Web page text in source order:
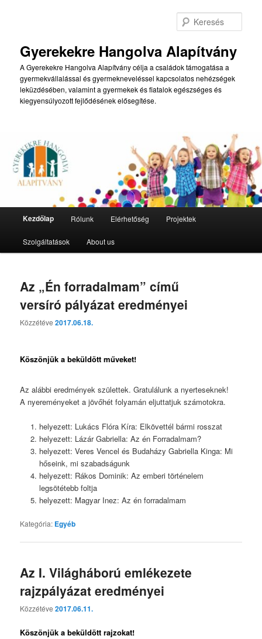
Gyerekekre Hangolva Alapítvány
A Gyerekekre Hangolva Alapítvány célja a családok támogatása a
gyermekvállalással és gyermekneveléssel kapcsolatos nehézségek
leküzdésében, valamint a gyermekek és fiatalok egészséges és
kiegyensúlyozott fejlődésének elősegítése.
Kezdőlap Rólunk Elérhetőség Projektek
Szolgáltatások About us
Az „Én forradalmam” című
versíró pályázat eredményei
Közzétéve2017.06.18.
Köszönjük a beküldött műveket!
Az alábbi eredmények születtek. Gratulálunk a nyerteseknek!
A nyereményeket a jövőhét folyamán eljuttatjuk számotokra.
helyezett: Lukács Flóra Kíra: Elkövettél bármi rosszat
helyezett: Lázár Gabriella: Az én Forradalmam?
helyezett: Veres Vencel és Budaházy Gabriella Kinga: Mi
hőseink, mi szabadságunk
helyezett: Rákos Dominik: Az emberi történelem
legsötétebb foltja
helyezett: Magyar Inez: Az én forradalmam
Kategória: Egyéb
Az I. Világháború emlékezete
rajzpályázat eredményei
Közzétéve2017.06.11.
Köszönjük a beküldött rajzokat!